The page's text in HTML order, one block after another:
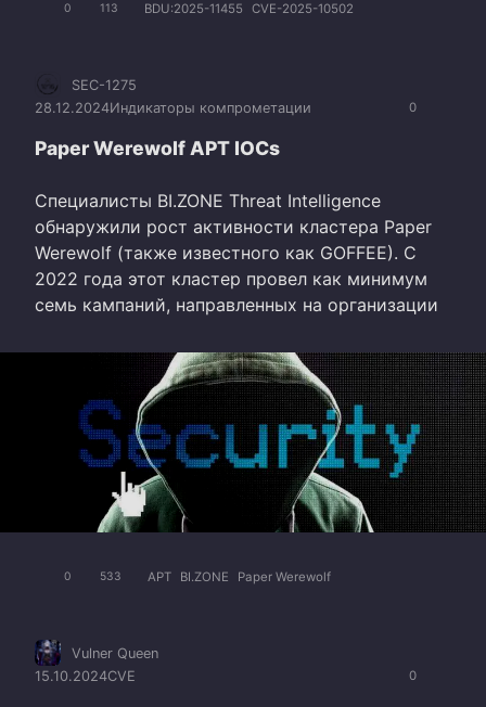
0 113 BDU:2025-11455 CVE-2025-10502
0
SEC-1275
28.12.2024Индикаторы компрометации
Paper Werewolf APT IOCs
Специалисты BI.ZONE Threat Intelligence
обнаружили рост активности кластера Paper
Werewolf (также известного как GOFFEE). С
2022 года этот кластер провел как минимум
семь кампаний, направленных на организации
0 533 APT BI.ZONE Paper Werewolf
0
Vulner Queen
15.10.2024CVE